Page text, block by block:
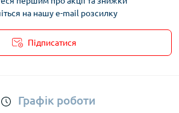
на нашу e-mail розсилку
Підписатися
Графік роботи